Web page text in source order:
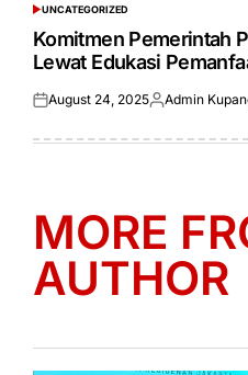
POSTED
IN
UNCATEGORIZED
Komitmen Pemerintah
Lewat Edukasi
Posted
August 24, 2025Posted
Admin
MORE
AUTHOR